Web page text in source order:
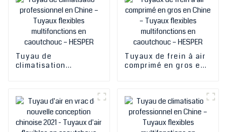
Tuyau de
climatisation
multifonctions en
caoutchouc – HESPER
Tuyaux de frein à air
comprimé en gros en
caoutchouc – HESPER